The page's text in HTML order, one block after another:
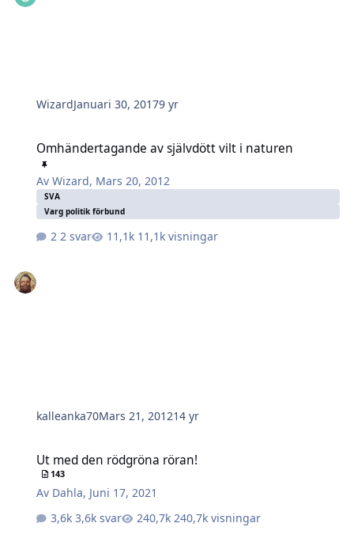
WizardJanuari 30, 20179 yr
Omhändertagande av självdött vilt i naturen
AvWizard, Mars 20, 2012
SVA
Varg politik förbund
2 svar 11,1k visningar
kalleanka70Mars 21, 201214 yr
Ut med den rödgröna röran!
143
Av Dahla, Juni 17, 2021
3,6k svar
240,7k visningar